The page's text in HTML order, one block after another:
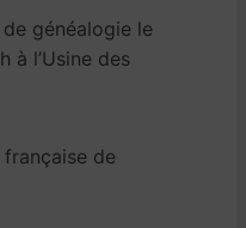
généalogie le
à l’Usine des
de